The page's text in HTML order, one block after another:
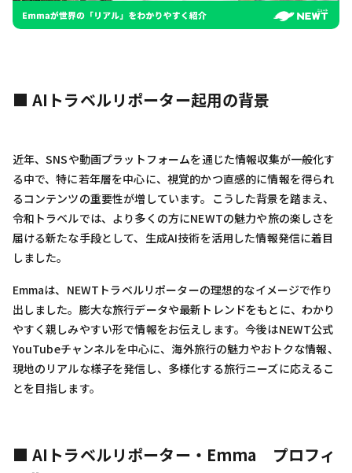
■ AIトラベルリポーター起用の背景
近年、SNSや動画プラットフォームを通じた情報収集が一般化す
る中で、特に若年層を中心に、視覚的かつ直感的に情報を得られ
るコンテンツの重要性が増しています。こうした背景を踏まえ、
令和トラベルでは、より多くの方にNEWTの魅力や旅の楽しさを
届ける新たな手段として、生成AI技術を活用した情報発信に着目
しました。
Emmaは、NEWTトラベルリポーターの理想的なイメージで作り
出しました。膨大な旅行データや最新トレンドをもとに、わかり
やすく親しみやすい形で情報をお伝えします。今後はNEWT公式
YouTubeチャンネルを中心に、海外旅行の魅力やおトクな情報、
現地のリアルな様子を発信し、多様化する旅行ニーズに応えるこ
とを目指します。
■ AIトラベルリポーター・Emma プロフィ